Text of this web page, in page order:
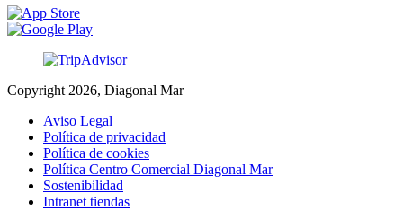
Copyright 2026, Diagonal Mar
Aviso Legal
Política de privacidad
Política de cookies
Política Centro Comercial Diagonal Mar
Sostenibilidad
Intranet tiendas